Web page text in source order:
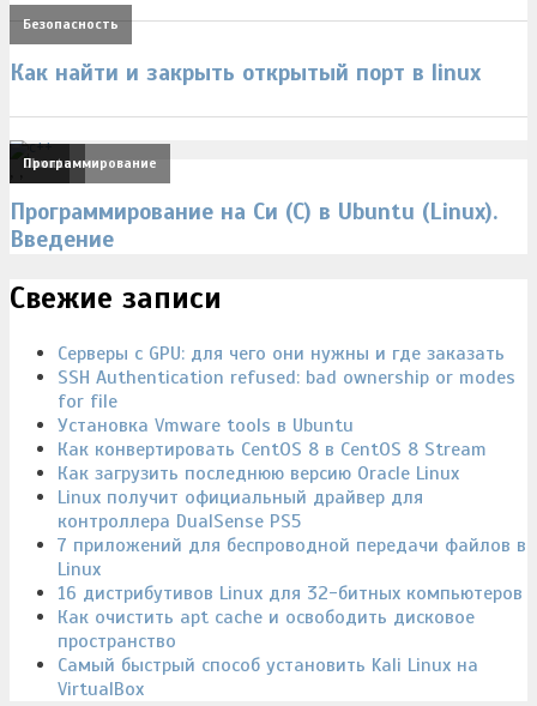
Безопасность
Как найти и закрыть открытый порт в linux
Linux
Ubuntu
Программирование
Программирование на Си (C) в Ubuntu (Linux).
Введение
Свежие записи
Серверы с GPU: для чего они нужны и где заказать
SSH Authentication refused: bad ownership or modes
for file
Установка Vmware tools в Ubuntu
Как конвертировать CentOS 8 в CentOS 8 Stream
Как загрузить последнюю версию Oracle Linux
Linux получит официальный драйвер для
контроллера DualSense PS5
7 приложений для беспроводной передачи файлов в
Linux
16 дистрибутивов Linux для 32-битных компьютеров
Как очистить apt cache и освободить дисковое
пространство
Самый быстрый способ установить Kali Linux на
VirtualBox